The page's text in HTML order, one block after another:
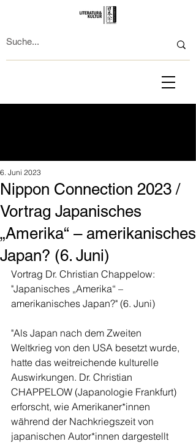
Nippon Connection 2023 /
Vortrag Japanisches
„Amerika“ – amerikanisches
Japan? (6. Juni)
6. Juni 2023
Vortrag Dr. Christian Chappelow:
"Japanisches „Amerika“ –
amerikanisches Japan?" (6. Juni)
"Als Japan nach dem Zweiten
Weltkrieg von den USA besetzt wurde,
hatte das weitreichende kulturelle
Auswirkungen. Dr. Christian
CHAPPELOW (Japanologie Frankfurt)
erforscht, wie Amerikaner*innen
während der Nachkriegszeit von
japanischen Autor*innen dargestellt